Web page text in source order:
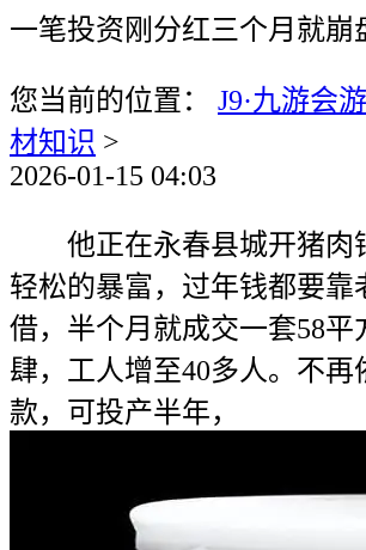
一笔投资刚分红三个月就崩
您当前的位置： J9·九游会
材知识 >
2026-01-15 04:03
他正在永春县城开猪肉
轻松的暴富，过年钱都要靠
借，半个月就成交一套58平
肆，工人增至40多人。不再
款，可投产半年，